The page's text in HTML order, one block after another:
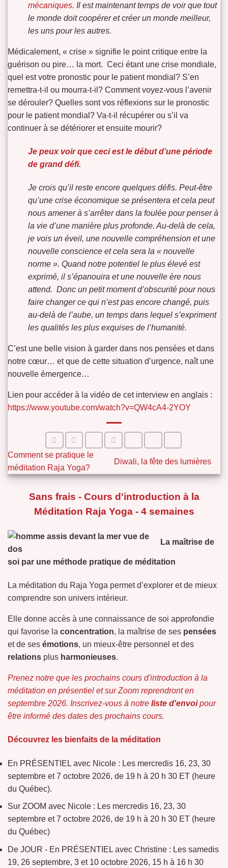
mécaniques. Il est maintenant temps de voir que tout
le monde doit coopérer et créer un monde meilleur,
les uns pour les autres.
Médicalement, « crise » signifie le point critique entre la
guérison ou pire… la mort. Ceci étant une crise mondiale,
quel est votre pronostic pour le patient mondial? S’en
remettra-t-il ou mourra-t-il? Comment voyez-vous l’avenir
se dérouler? Quelles sont vos réflexions sur le pronostic
pour le patient mondial? Va-t-il récupérer ou s’il va
continuer à se détériorer et ensuite mourir?
Je peux voir que ceci est le début d’une période
de grand défi.
Je crois qu’il reste encore quelques défis. Peut-être
qu’une crise économique se présentera et cela peut
nous amener à s’arrêter dans la foulée pour penser à
la vie d’une manière plus profonde. Au-delà de cela,
je vois un éveil, une nouvelle compréhension et une
nouvelle conscience et cela sera la « nouvelle
norme ». Quand notre potentiel le plus élevé est
exprimé, il s’épanouira et une nouvelle ère nous
attend. Donc un petit moment d’obscurité pour nous
faire changer ce qui n’est pas encore changé, puis
au-delà de l’aube, un temps dans lequel s’expriment
les qualités les plus exquises de l’humanité.
C’est une belle vision à garder dans nos pensées et dans
notre cœur… et que de cette situation d’urgence, naît une
nouvelle émergence…
Lien pour accéder à la vidéo de cet interview en anglais :
https://www.youtube.com/watch?v=QW4cA4-2YOY
Comment se pratique le
méditation Raja Yoga?
Diwali, la fête des lumières
Sans frais - Cours d'introduction à la
Méditation Raja Yoga - 4 semaines
La maîtrise de
soi par une méthode pratique de méditation
La méditation du Raja Yoga permet d’explorer et de mieux
comprendre son univers intérieur.
Elle donne accès à une connaissance de soi approfondie
qui favorise la concentration, la maîtrise de ses pensées
et de ses émotions, un mieux-être personnel et des
relations plus harmonieuses.
Prenez notre que les prochains cours d'introduction à la
méditation en présentiel et sur Zoom reprendront en
septembre 2026. Inscrivez-vous à notre liste d'envoi pour
être informé des dates des prochains cours.
Découvrez les bienfaits de la méditation
En PRÉSENTIEL avec Nicole : Les mercredis 16, 23, 30
septembre et 7 octobre 2026, de 19 h à 20 h 30 ET (heure
du Québec).
Sur ZOOM avec Nicole : Les mercredis 16, 23, 30
septembre et 7 octobre 2026, de 19 h à 20 h 30 ET (heure
du Québec)
De JOUR - En PRÉSENTIEL avec Christine : Les samedis
19, 26 septembre, 3 et 10 octobre 2026, 15 h à 16 h 30